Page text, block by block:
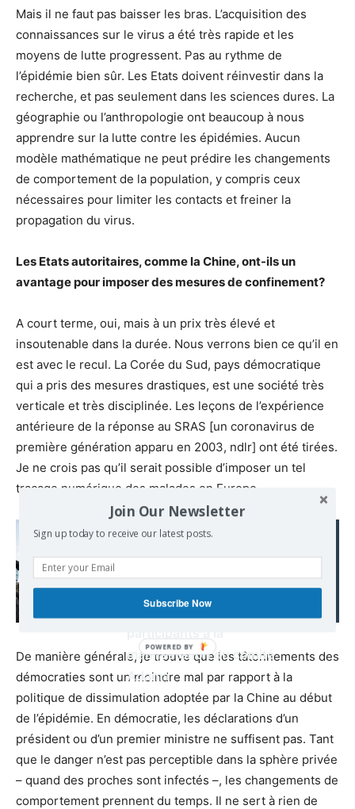
Mais il ne faut pas baisser les bras. L’acquisition des
connaissances sur le virus a été très rapide et les
moyens de lutte progressent. Pas au rythme de
l’épidémie bien sûr. Les Etats doivent réinvestir dans la
recherche, et pas seulement dans les sciences dures. La
géographie ou l’anthropologie ont beaucoup à nous
apprendre sur la lutte contre les épidémies. Aucun
modèle mathématique ne peut prédire les changements
de comportement de la population, y compris ceux
nécessaires pour limiter les contacts et freiner la
propagation du virus.
Les Etats autoritaires, comme la Chine, ont-ils un
avantage pour imposer des mesures de confinement?
A court terme, oui, mais à un prix très élevé et
insoutenable dans la durée. Nous verrons bien ce qu’il en
est avec le recul. La Corée du Sud, pays démocratique
qui a pris des mesures drastiques, est une société très
verticale et très disciplinée. Les leçons de l’expérience
antérieure de la réponse au SRAS [un coronavirus de
première génération apparu en 2003, ndlr] ont été tirées.
Je ne crois pas qu’il serait possible d’imposer un tel
traçage numérique des malades en Europe.
Read also:
jaunes, militants : la
vaste mosaïque des
manifestation du comité
Adama
De manière générale, je trouve que les tâtonnements des
démocraties sont un moindre mal par rapport à la
politique de dissimulation adoptée par la Chine au début
de l’épidémie. En démocratie, les déclarations d’un
président ou d’un premier ministre ne suffisent pas. Tant
que le danger n’est pas perceptible dans la sphère privée
– quand des proches sont infectés –, les changements de
comportement prennent du temps. Il ne sert à rien de
Join Our Newsletter
Sign up today to receive our latest posts.
Subscribe Now